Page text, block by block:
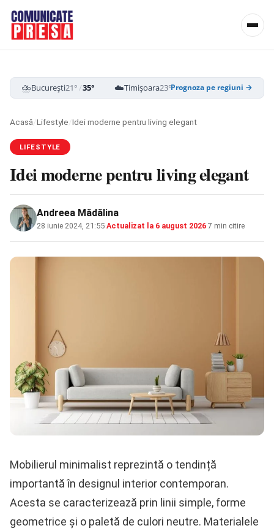
⛈️București21°/35° ☁️Timișoara23°/35° ☁️Cluj-Napoca
Prognoza pe regiuni →
Acasă/Lifestyle/Idei moderne pentru living elegant
LIFESTYLE
Idei moderne pentru living elegant
Andreea Mădălina
28 iunie 2024, 21:55 Actualizat la 6 august 2026 7 min citire
Mobilierul minimalist reprezintă o tendință
importantă în designul interior contemporan.
Acesta se caracterizează prin linii simple, forme
geometrice și o paletă de culori neutre. Materialele